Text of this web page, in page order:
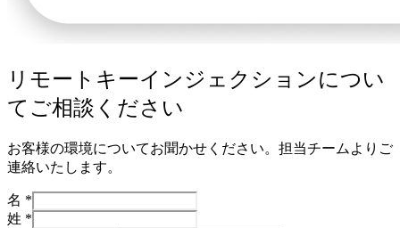
リモートキーインジェクションについ
てご相談ください
お客様の環境についてお聞かせください。担当チームよりご
連絡いたします。
名 *
姓 *